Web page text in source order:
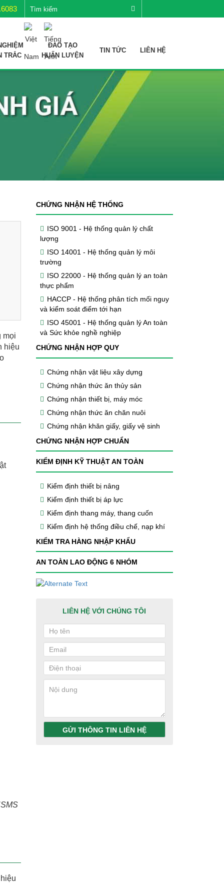
TRẮC
ĐÀO TẠO
HUẤN LUYỆN
TIN TỨC LIÊN HỆ
mọi
hiệu
CHỨNG NHẬN HỆ THỐNG
ISO 9001 - Hệ thống quản lý chất
lượng
ISO 14001 - Hệ thống quản lý môi
trường
ISO 22000 - Hệ thống quản lý an toàn
thực phẩm
HACCP - Hệ thống phân tích mối nguy
và kiểm soát điểm tới hạn
ISO 45001 - Hệ thống quản lý An toàn
và Sức khỏe nghề nghiệp
CHỨNG NHẬN HỢP QUY
Chứng nhận vật liệu xây dựng
Chứng nhận thức ăn thủy sản
Chứng nhận thiết bị, máy móc
Chứng nhận thức ăn chăn nuôi
Chứng nhận khăn giấy, giấy vệ sinh
CHỨNG NHẬN HỢP CHUẨN
KIỂM ĐỊNH KỸ THUẬT AN TOÀN
Kiểm định thiết bị nâng
Kiểm định thiết bị áp lực
Kiểm định thang máy, thang cuốn
Kiểm định hệ thống điều chế, nạp khí
KIỂM TRA HÀNG NHẬP KHẨU
AN TOÀN LAO ĐỘNG 6 NHÓM
LIÊN HỆ VỚI CHÚNG TÔI
GỬI THÔNG TIN LIÊN HỆ